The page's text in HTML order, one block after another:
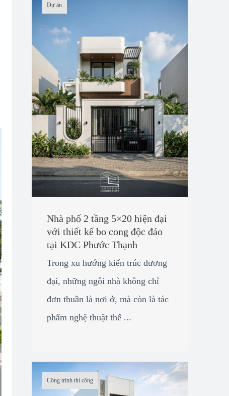
Dự án
Nhà phố 2 tầng 5×20 hiện đại
với thiết kế bo cong độc đáo
tại KDC Phước Thạnh
Trong xu hướng kiến trúc đương
đại, những ngôi nhà không chỉ
đơn thuần là nơi ở, mà còn là tác
phẩm nghệ thuật thể ...
Công trình thi công